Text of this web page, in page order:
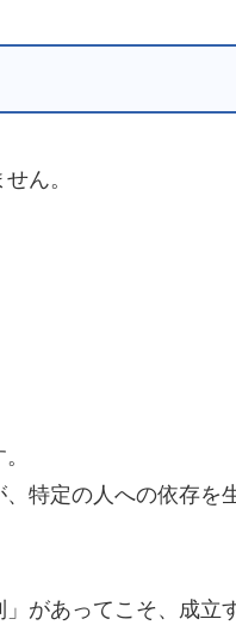
ん。
特定の人への依存を
があってこそ、成立